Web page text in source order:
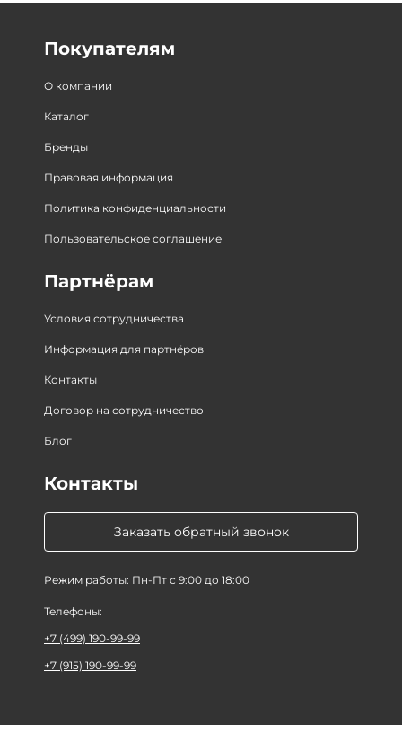
Покупателям
О компании
Каталог
Бренды
Правовая информация
Политика конфиденциальности
Пользовательское соглашение
Партнёрам
Условия сотрудничества
Информация для партнёров
Контакты
Договор на сотрудничество
Блог
Заказать обратный звонок
Режим работы: Пн-Пт с 9:00 до 18:00
Контакты
Телефоны:
+7 (499) 190-99-99
+7 (915) 190-99-99